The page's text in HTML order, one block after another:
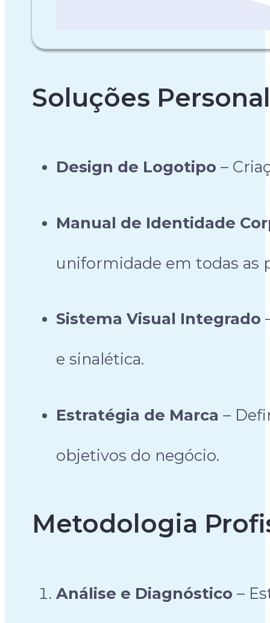
Soluções
Design de Logotipo –
Manual de Identidade
uniformidade em todas as
Sistema Visual Integrado
e sinalética.
Estratégia de Marca –
objetivos do negócio.
Metodologia
Análise e Diagnóstico –